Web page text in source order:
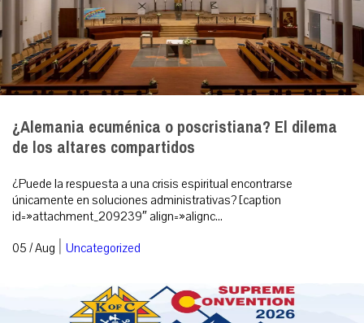
¿Alemania ecuménica o poscristiana? El dilema
de los altares compartidos
¿Puede la respuesta a una crisis espiritual encontrarse
únicamente en soluciones administrativas? [caption
id=»attachment_209239″ align=»alignc...
05 / Aug | Uncategorized